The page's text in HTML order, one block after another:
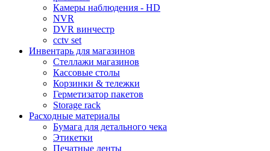
Камеры наблюдения - HD
NVR
DVR винчестр
cctv set
Инвентарь для магазинов
Стеллажи магазинов
Кассовые столы
Корзинки & тележки
Герметизатор пакетов
Storage rack
Расходные материалы
Бумага для детального чека
Этикетки
Печатные ленты